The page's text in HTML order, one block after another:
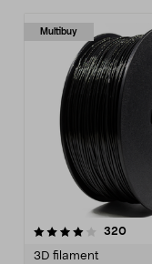
Multibuy
320
3D filament
4.5 av 5